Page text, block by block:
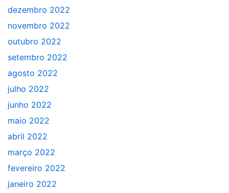
dezembro 2022
novembro 2022
outubro 2022
setembro 2022
agosto 2022
julho 2022
junho 2022
maio 2022
abril 2022
março 2022
fevereiro 2022
janeiro 2022